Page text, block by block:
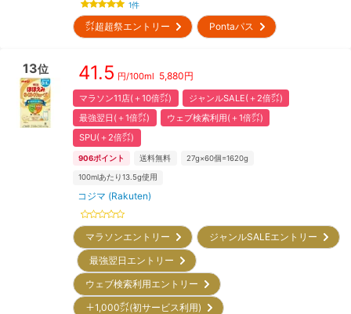
1件
㌽超超祭エントリー Pontaパス
13位 41.5 円/100ml 5,880円
マラソン11店(＋10倍㌽)
ジャンルSALE(＋2倍㌽)
最強翌日(＋1倍㌽)
ウェブ検索利用(＋1倍㌽)
SPU(＋2倍㌽)
906ポイント 送料無料 27g×60個=1620g
100mlあたり13.5g使用
コジマ (Rakuten)
マラソンエントリー
ジャンルSALEエントリー
最強翌日エントリー
ウェブ検索利用エントリー
＋1,000㌽(初サービス利用)